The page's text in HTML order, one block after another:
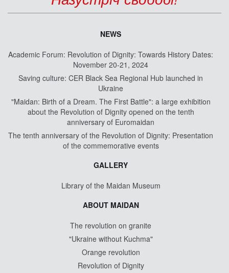
NEWS
Academic Forum: Revolution of Dignity: Towards History Dates:
November 20-21, 2024
Saving culture: CER Black Sea Regional Hub launched in
Ukraine
"Maidan: Birth of a Dream. The First Battle": a large exhibition
about the Revolution of Dignity opened on the tenth
anniversary of Euromaidan
The tenth anniversary of the Revolution of Dignity: Presentation
of the commemorative events
GALLERY
Library of the Maidan Museum
ABOUT MAIDAN
The revolution on granite
"Ukraine without Kuchma"
Orange revolution
Revolution of Dignity